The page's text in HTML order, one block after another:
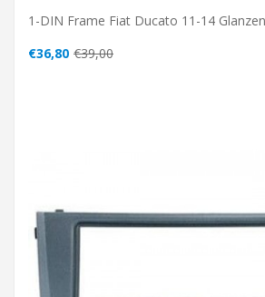
1-DIN Frame Fiat Ducato 11-14
€36,80 €39,00